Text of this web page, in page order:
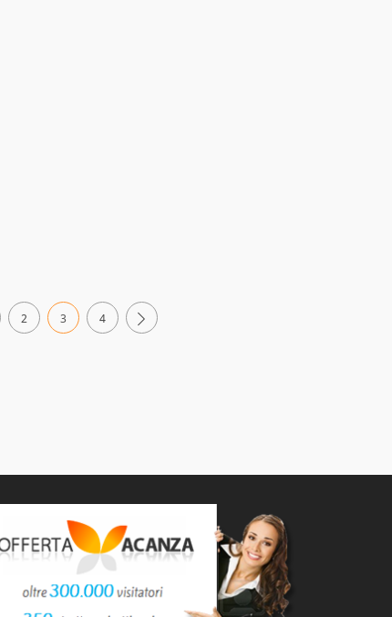
2 3 4